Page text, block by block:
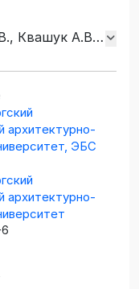
Квашук А.В.,
архитектурно-
ЭБС
архитектурно-